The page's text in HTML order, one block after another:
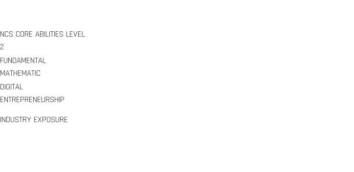
NCS CORE ABILITIES LEVEL
2
FUNDAMENTAL
MATHEMATIC
DIGITAL
ENTREPRENEURSHIP
INDUSTRY EXPOSURE